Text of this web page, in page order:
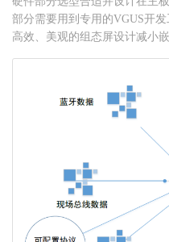
部分需要用到专用的VGUS开
高效、美观的组态屏设计减小